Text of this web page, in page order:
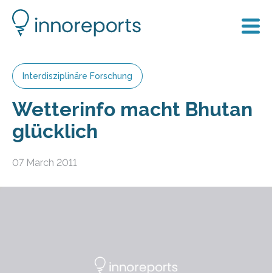
Interdisziplinäre Forschung
Wetterinfo macht Bhutan
glücklich
07 March 2011